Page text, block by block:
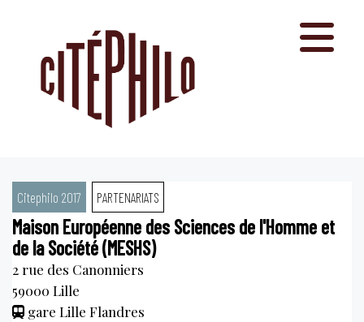
Citephilo 2017 PARTENARIATS
Maison Européenne des Sciences de l'Homme et
de la Société (MESHS)
2 rue des Canonniers
59000 Lille
gare Lille Flandres